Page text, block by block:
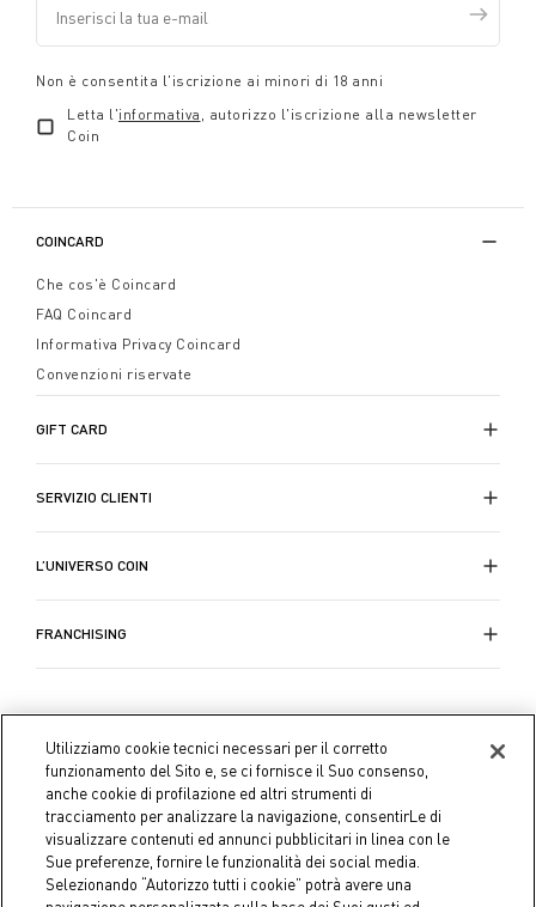
Non è consentita l'iscrizione ai minori di 18 anni
Letta l'informativa , autorizzo l'iscrizione alla newsletter
Coin
COINCARD
Che cos'è Coincard
FAQ Coincard
Informativa Privacy Coincard
Convenzioni riservate
GIFT CARD
SERVIZIO CLIENTI
L’UNIVERSO COIN
FRANCHISING
Utilizziamo cookie tecnici necessari per il corretto
funzionamento del Sito e, se ci fornisce il Suo consenso,
anche cookie di profilazione ed altri strumenti di
tracciamento per analizzare la navigazione, consentirLe di
visualizzare contenuti ed annunci pubblicitari in linea con le
Sue preferenze, fornire le funzionalità dei social media.
Selezionando “Autorizzo tutti i cookie” potrà avere una